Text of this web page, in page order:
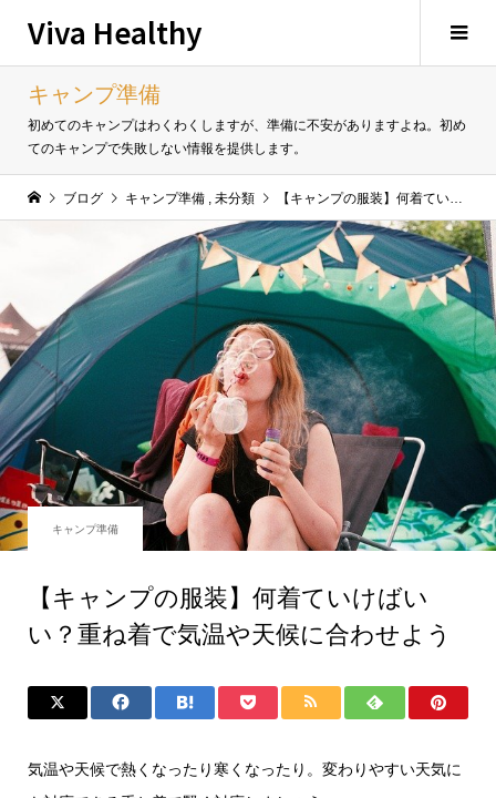
Viva Healthy
キャンプ準備
初めてのキャンプはわくわくしますが、準備に不安がありますよね。初め
てのキャンプで失敗しない情報を提供します。
ブログ キャンプ準備 , 未分類 【キャンプの服装】何着ていけばいい？重ね着で気温や天候に合わせよう
キャンプ準備
【キャンプの服装】何着ていけばい
い？重ね着で気温や天候に合わせよう
気温や天候で熱くなったり寒くなったり。変わりやすい天気に